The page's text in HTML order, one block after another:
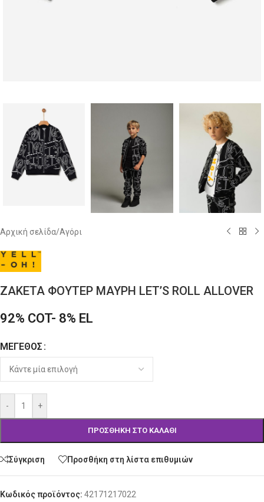
Αρχική σελίδα/Αγόρι
ΖΑΚΕΤΑ ΦΟΥΤΕΡ ΜΑΥΡΗ LET’S ROLL ALLOVER
92% COT- 8% EL
ΜΈΓΕΘΟΣ
- +
ΠΡΟΣΘΉΚΗ ΣΤΟ ΚΑΛΆΘΙ
Alternative:
Σύγκριση Προσθήκη στη λίστα επιθυμιών
Κωδικός προϊόντος: 42171217022